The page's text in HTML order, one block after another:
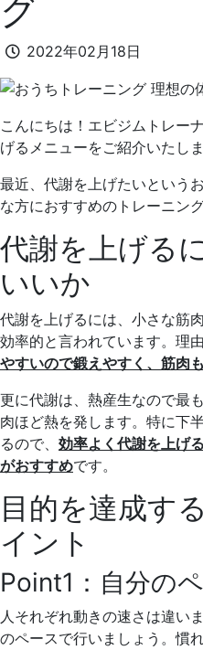
グ
2022年02月18日
こんにちは！エビジムトレー
げるメニューをご紹介いたしま
最近、代謝を上げたいという
な方におすすめのトレーニン
代謝を上げる
いいか
代謝を上げるには、小さな筋
効率的と言われています。 理
やすいので鍛えやすく、筋肉
更に代謝は、熱産生なので最
肉ほど熱を発します。 特に下
るので、 効率よく代謝を上げ
がおすすめです。
目的を達成す
イント
Point1：自分の
人それぞれ動きの速さは違い
のペースで行いましょう。慣